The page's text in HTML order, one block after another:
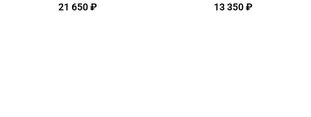
21 650 ₽ 13 350 ₽